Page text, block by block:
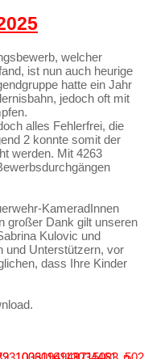
welcher
ist nun auch heurige
hatte ein Jahr
jedoch oft mit
alles Fehlerfrei, die
2 konnte somit der
werden. Mit 4263
KameradInnen
großer Dank gilt unseren
Kulovic und
und Unterstützern, vor
dass Ihre Kinder